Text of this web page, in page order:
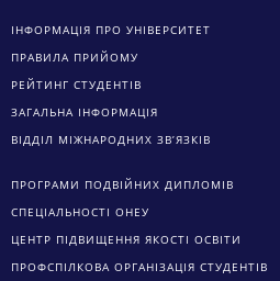
ІНФОРМАЦІЯ ПРО УНІВЕРСИТЕТ
ПРАВИЛА ПРИЙОМУ
РЕЙТИНГ СТУДЕНТІВ
ЗАГАЛЬНА ІНФОРМАЦІЯ
ВІДДІЛ МІЖНАРОДНИХ ЗВ’ЯЗКІВ
ПРОГРАМИ ПОДВІЙНИХ ДИПЛОМІВ
СПЕЦІАЛЬНОСТІ ОНЕУ
ЦЕНТР ПІДВИЩЕННЯ ЯКОСТІ ОСВІТИ
ПРОФСПІЛКОВА ОРГАНІЗАЦІЯ СТУДЕНТІВ